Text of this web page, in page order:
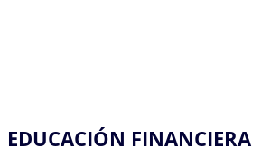
EDUCACIÓN FINANCIERA